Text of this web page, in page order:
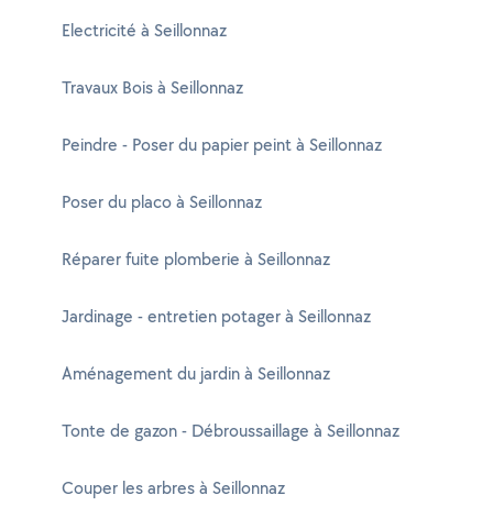
Electricité à Seillonnaz
Travaux Bois à Seillonnaz
Peindre - Poser du papier peint à Seillonnaz
Poser du placo à Seillonnaz
Réparer fuite plomberie à Seillonnaz
Jardinage - entretien potager à Seillonnaz
Aménagement du jardin à Seillonnaz
Tonte de gazon - Débroussaillage à Seillonnaz
Couper les arbres à Seillonnaz